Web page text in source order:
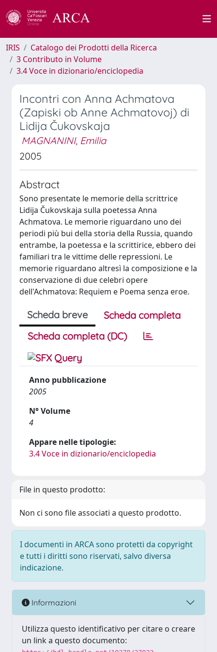
IRIS
Catalogo dei Prodotti della Ricerca
3 Contributo in Volume
3.4 Voce in dizionario/enciclopedia
Incontri con Anna Achmatova
(Zapiski ob Anne Achmatovoj) di
Lidija Čukovskaja
MAGNANINI, Emilia
2005
Abstract
Sono presentate le memorie della scrittrice
Lidija Čukovskaja sulla poetessa Anna
Achmatova. Le memorie riguardano uno dei
periodi più bui della storia della Russia, quando
entrambe, la poetessa e la scrittirice, ebbero dei
familiari tra le vittime delle repressioni. Le
memorie riguardano altresì la composizione e la
conservazione di due celebri opere
dell'Achmatova: Requiem e Poema senza eroe.
Scheda breve
Scheda completa
Scheda completa (DC)
Anno pubblicazione
2005
N° Volume
4
Appare nelle tipologie:
3.4 Voce in dizionario/enciclopedia
File in questo prodotto:
Non ci sono file associati a questo prodotto.
I documenti in ARCA sono protetti da copyright
e tutti i diritti sono riservati, salvo diversa
indicazione.
Informazioni
Utilizza questo identificativo per citare o creare
un link a questo documento: